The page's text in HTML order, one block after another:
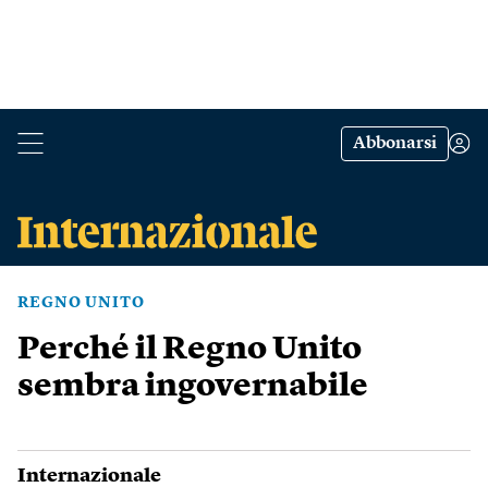
Abbonarsi
REGNO UNITO
Perché il Regno Unito
sembra ingovernabile
Internazionale